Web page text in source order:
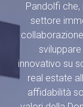
Pandolfi che,
settore
innovativo su
real estate
affidabilità